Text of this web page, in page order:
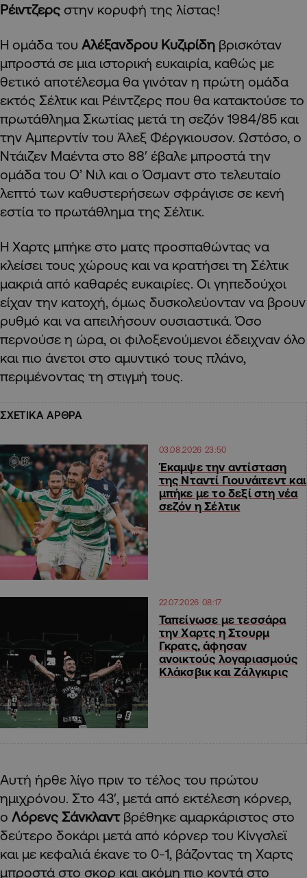
Ρέιντζερς στην κορυφή της λίστας!
Η ομάδα του Αλέξανδρου Κυζιρίδη βρισκόταν
μπροστά σε μια ιστορική ευκαιρία, καθώς με
θετικό αποτέλεσμα θα γινόταν η πρώτη ομάδα
εκτός Σέλτικ και Ρέιντζερς που θα κατακτούσε το
πρωτάθλημα Σκωτίας μετά τη σεζόν 1984/85 και
την Αμπερντίν του Άλεξ Φέργκιουσον. Ωστόσο, ο
Ντάιζεν Μαέντα στο 88′ έβαλε μπροστά την
ομάδα του Ο’ Νιλ και ο Όσμαντ στο τελευταίο
λεπτό των καθυστερήσεων σφράγισε σε κενή
εστία το πρωτάθλημα της Σέλτικ.
Η Χαρτς μπήκε στο ματς προσπαθώντας να
κλείσει τους χώρους και να κρατήσει τη Σέλτικ
μακριά από καθαρές ευκαιρίες. Οι γηπεδούχοι
είχαν την κατοχή, όμως δυσκολεύονταν να βρουν
ρυθμό και να απειλήσουν ουσιαστικά. Όσο
περνούσε η ώρα, οι φιλοξενούμενοι έδειχναν όλο
και πιο άνετοι στο αμυντικό τους πλάνο,
περιμένοντας τη στιγμή τους.
ΣΧΕΤΙΚΑ ΑΡΘΡΑ
03.08.2026 23:50
Έκαμψε την αντίσταση
της Νταντί Γιουνάιτεντ και
μπήκε με το δεξί στη νέα
σεζόν η Σέλτικ
22.07.2026 08:17
Ταπείνωσε με τεσσάρα
την Χαρτς η Στουρμ
Γκρατς, άφησαν
ανοικτούς λογαριασμούς
Κλάκσβικ και Ζάλγκιρις
Αυτή ήρθε λίγο πριν το τέλος του πρώτου
ημιχρόνου. Στο 43′, μετά από εκτέλεση κόρνερ,
ο Λόρενς Σάνκλαντβρέθηκε αμαρκάριστος στο
δεύτερο δοκάρι μετά από κόρνερ του Κίνγσλεϊ
και με κεφαλιά έκανε το 0-1, βάζοντας τη Χαρτς
μπροστά στο σκορ και ακόμη πιο κοντά στο